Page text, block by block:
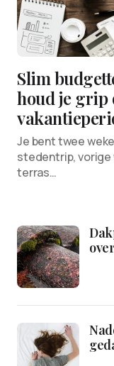
Slim
houd je grip
Je bent twee
stedentrip, vorige
terras…